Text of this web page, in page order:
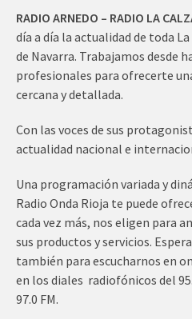
RADIO ARNEDO – RADIO LA
día a día la actualidad de toda
de Navarra. Trabajamos desde
profesionales para ofrecerte
cercana y detallada.
Con las voces de sus
actualidad nacional e
Una programación variada y
Radio Onda Rioja te puede
cada vez más, nos eligen para
sus productos y servicios.
también para escucharnos en
en los diales radiofónicos del
97.0 FM.